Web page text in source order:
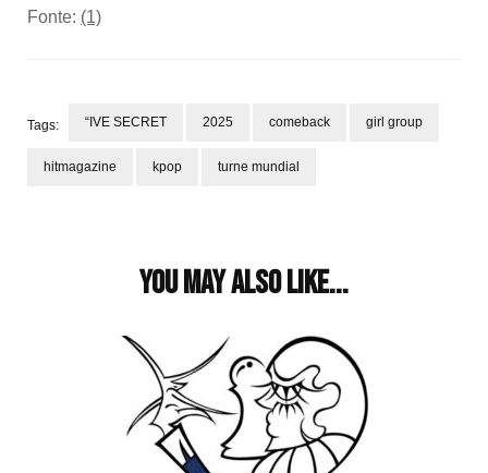
Fonte: (1)
Tags: “IVE SECRET 2025 comeback girl group
hitmagazine kpop turne mundial
You may also like...